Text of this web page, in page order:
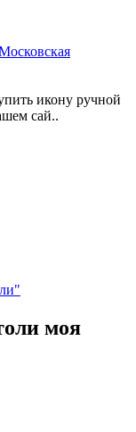
икону ручной
сай..
моя